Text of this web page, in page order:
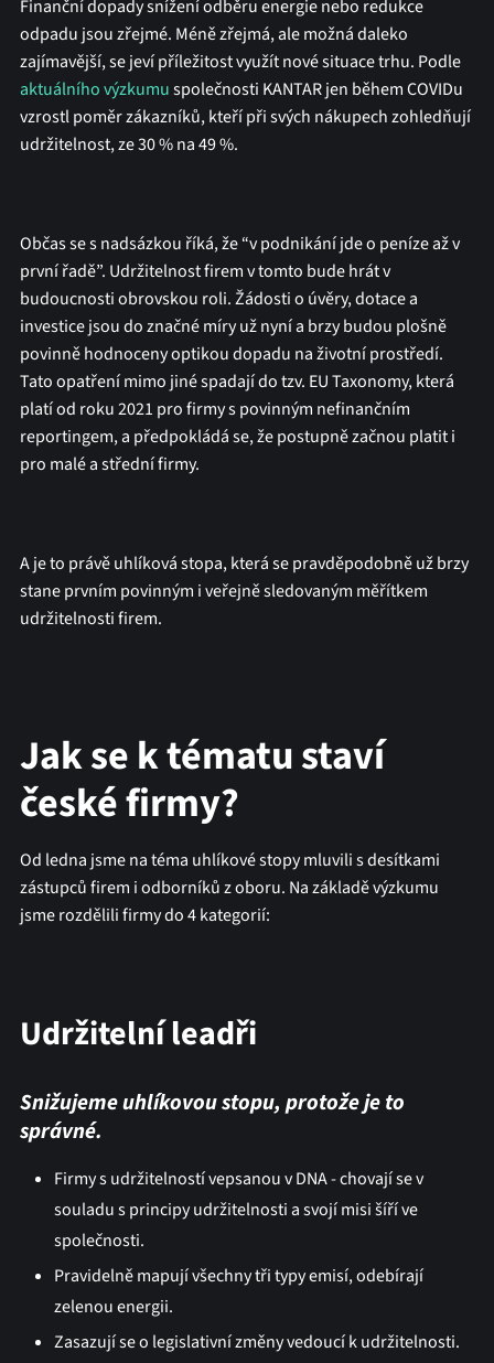
Finanční dopady snížení odběru energie nebo redukce
odpadu jsou zřejmé. Méně zřejmá, ale možná daleko
zajímavější, se jeví příležitost využít nové situace trhu. Podle
aktuálního výzkumuspolečnosti KANTAR jen během COVIDu
vzrostl poměr zákazníků, kteří při svých nákupech zohledňují
udržitelnost, ze 30 % na 49 %.
Občas se s nadsázkou říká, že “v podnikání jde o peníze až v
první řadě”. Udržitelnost firem v tomto bude hrát v
budoucnosti obrovskou roli. Žádosti o úvěry, dotace a
investice jsou do značné míry už nyní a brzy budou plošně
povinně hodnoceny optikou dopadu na životní prostředí.
Tato opatření mimo jiné spadají do tzv. EU Taxonomy, která
platí od roku 2021 pro firmy s povinným nefinančním
reportingem, a předpokládá se, že postupně začnou platit i
pro malé a střední firmy.
A je to právě uhlíková stopa, která se pravděpodobně už brzy
stane prvním povinným i veřejně sledovaným měřítkem
udržitelnosti firem.
Jak se k tématu staví
české firmy?
Od ledna jsme na téma uhlíkové stopy mluvili s desítkami
zástupců firem i odborníků z oboru. Na základě výzkumu
jsme rozdělili firmy do 4 kategorií:
Udržitelní leadři
Snižujeme uhlíkovou stopu, protože je to
správné.
Firmy s udržitelností vepsanou v DNA - chovají se v
souladu s principy udržitelnosti a svojí misi šíří ve
společnosti.
Pravidelně mapují všechny tři typy emisí, odebírají
zelenou energii.
Zasazují se o legislativní změny vedoucí k udržitelnosti.